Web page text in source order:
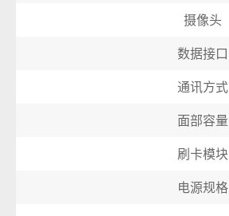
摄像头
数据接口
通讯方式
面部容量
刷卡模块
电源规格